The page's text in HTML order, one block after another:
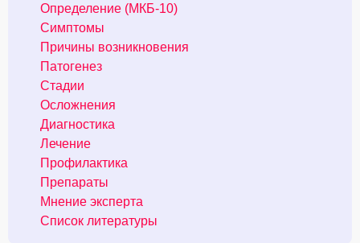
Определение (МКБ-10)
Симптомы
Причины возникновения
Патогенез
Стадии
Осложнения
Диагностика
Лечение
Профилактика
Препараты
Мнение эксперта
Список литературы